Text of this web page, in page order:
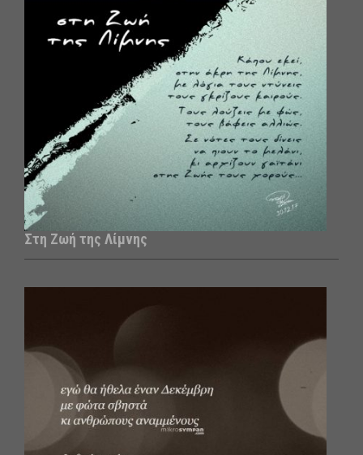
Στη Ζωή της Λίμνης